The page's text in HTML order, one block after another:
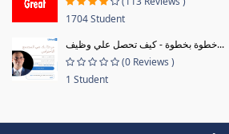
1704 Student
خطوة بخطوة - كيف تحصل علي وظيف...
(0 Reviews )
1 Student